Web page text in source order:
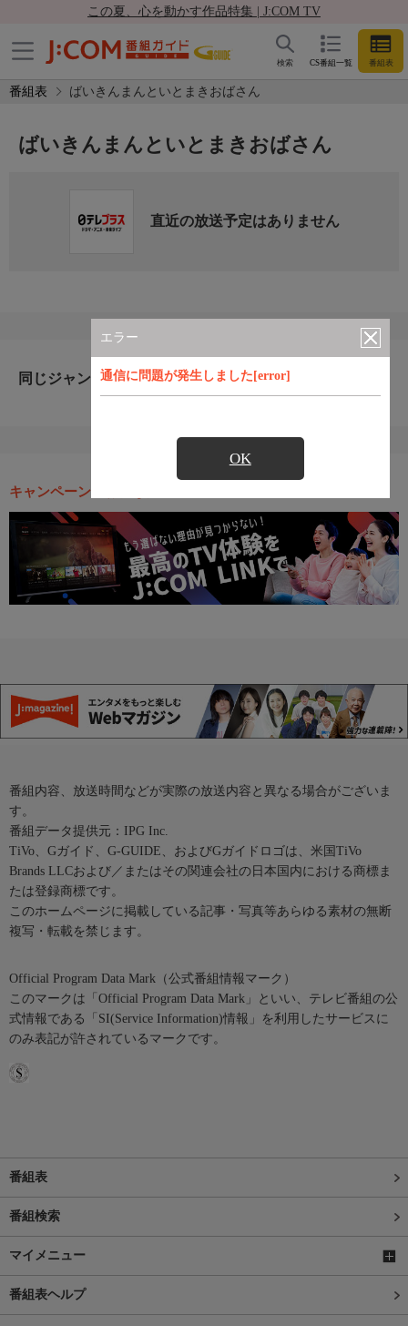
この夏、心を動かす作品特集 | J:COM TV
CS番組一覧 番組表
検索
番組表 ばいきんまんといとまきおばさん
エラー
通信に問題が発生しました[error]
OK
ばいきんまんといとまきおばさん
直近の放送予定はありません
同じジャンルのおすすめ番組
キャンペーン・お得な情報
番組内容、放送時間などが実際の放送内容と異なる場合がございま
す。
番組データ提供元：IPG Inc.
TiVo、Gガイド、G-GUIDE、およびGガイドロゴは、米国TiVo
Brands LLCおよび／またはその関連会社の日本国内における商標ま
たは登録商標です。
このホームページに掲載している記事・写真等あらゆる素材の無断
複写・転載を禁じます。
Official Program Data Mark（公式番組情報マーク）
このマークは「Official Program Data Mark」といい、テレビ番組の公
式情報である「SI(Service Information)情報」を利用したサービスに
のみ表記が許されているマークです。
番組表
番組検索
マイメニュー
番組表ヘルプ